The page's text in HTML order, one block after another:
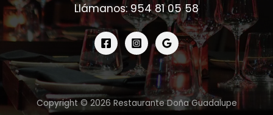
Llámanos: 954 81 05 58
Copyright © 2026 Restaurante Doña Guadalupe